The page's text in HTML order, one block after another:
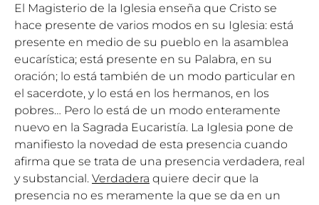
El Magisterio de la Iglesia enseña que Cristo se
hace presente de varios modos en su Iglesia: está
presente en medio de su pueblo en la asamblea
eucarística; está presente en su Palabra, en su
oración; lo está también de un modo particular en
el sacerdote, y lo está en los hermanos, en los
pobres… Pero lo está de un modo enteramente
nuevo en la Sagrada Eucaristía. La Iglesia pone de
manifiesto la novedad de esta presencia cuando
afirma que se trata de una presencia verdadera, real
y substancial. Verdadera quiere decir que la
presencia no es meramente la que se da en un